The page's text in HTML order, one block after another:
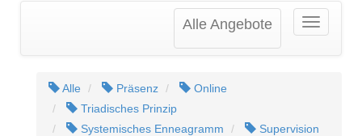
Alle Angebote
Alle Präsenz
Online
Triadisches Prinzip
Systemisches Enneagramm
Supervision